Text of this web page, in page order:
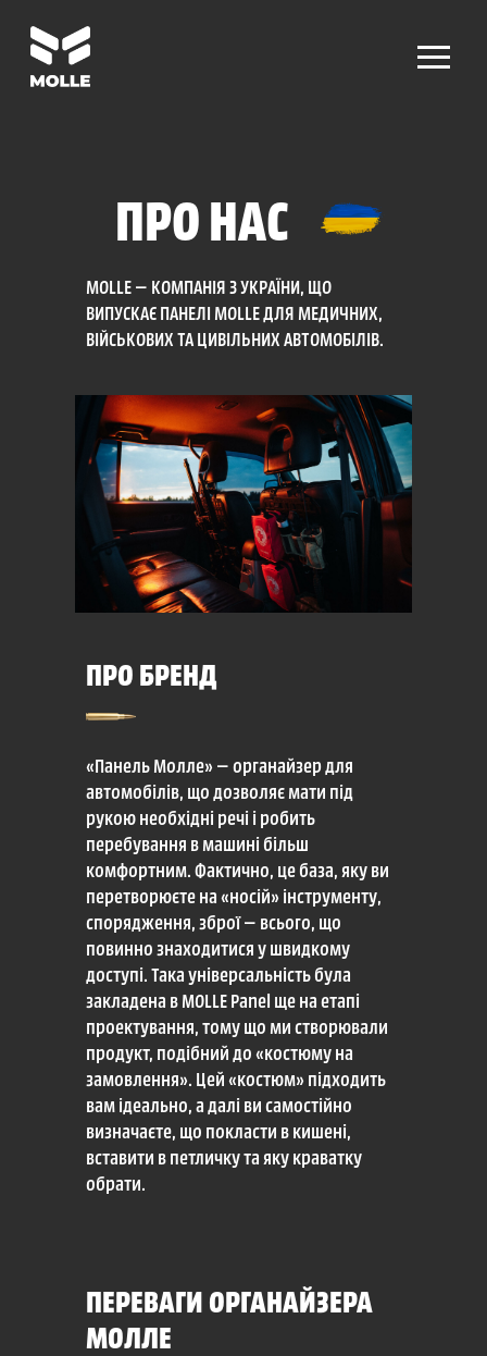
ПЕРЕВАГИ ОРГАНАЙЗЕРА
МОЛЛЕ
ПРО НАС
MOLLE — КОМПАНІЯ З УКРАЇНИ, ЩО
ВИПУСКАЄ ПАНЕЛІ MOLLE ДЛЯ МЕДИЧНИХ,
ВІЙСЬКОВИХ ТА ЦИВІЛЬНИХ АВТОМОБІЛІВ.
«Панель Молле» — органайзер для
автомобілів, що дозволяє мати під
рукою необхідні речі і робить
перебування в машині більш
комфортним. Фактично, це база, яку ви
перетворюєте на «носій» інструменту,
спорядження, зброї — всього, що
повинно знаходитися у швидкому
доступі. Така універсальність була
закладена в MOLLE Panel ще на етапі
проектування, тому що ми створювали
продукт, подібний до «костюму на
замовлення». Цей «костюм» підходить
вам ідеально, а далі ви самостійно
визначаєте, що покласти в кишені,
вставити в петличку та яку краватку
обрати.
ПРО БРЕНД